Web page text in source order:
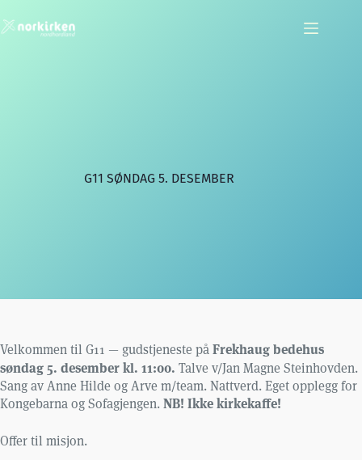
til
innholdet
G11 SØNDAG 5. DESEMBER
Velkommen til G11 — gudstjeneste på Frekhaug bedehus
søndag 5. desember kl. 11:00. Talve v/Jan Magne Steinhovden.
Sang av Anne Hilde og Arve m/team. Nattverd. Eget opplegg for
Kongebarna og Sofagjengen.NB! Ikke kirkekaffe!
Offer til misjon.